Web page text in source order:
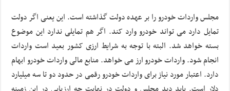
مجلس واردات خودرو را بر عهده دولت گذاشته است. این یعنی اگر دولت
تمایل دارد می تواند خودرو وارد کند. اگر هم تمایلی ندارد این موضوع
بسته خواهد شد. البته با توجه به شرایط ارزی کشور بعید است واردات
انجام شود. واردات خودرو ارز می خواهد. منابع مالی واردات خودرو ابهام
دارد. اعتبار مورد نیاز برای واردات خودرو رقمی در حدود دو تا سه میلیارد